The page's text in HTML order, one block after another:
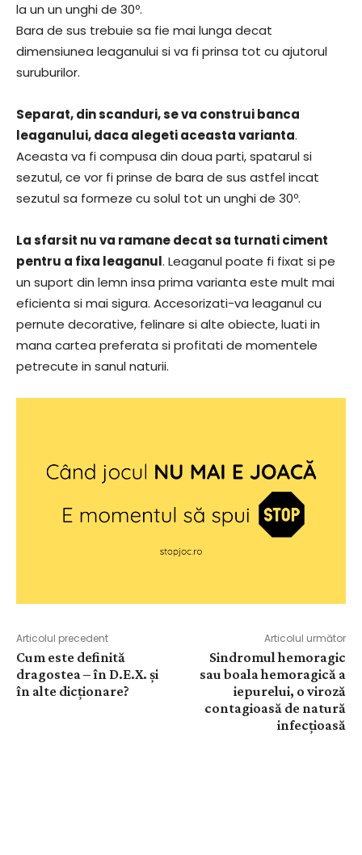
la un un unghi de 30º.
Bara de sus trebuie sa fie mai lunga decat
dimensiunea leaganului si va fi prinsa tot cu ajutorul
suruburilor.
Separat, din scanduri, se va construi banca
leaganului, daca alegeti aceasta varianta.
Aceasta va fi compusa din doua parti, spatarul si
sezutul, ce vor fi prinse de bara de sus astfel incat
sezutul sa formeze cu solul tot un unghi de 30º.
La sfarsit nu va ramane decat sa turnati ciment
pentru a fixa leaganul. Leaganul poate fi fixat si pe
un suport din lemn insa prima varianta este mult mai
eficienta si mai sigura. Accesorizati-va leaganul cu
pernute decorative, felinare si alte obiecte, luati in
mana cartea preferata si profitati de momentele
petrecute in sanul naturii.
Articolul precedent
Cum este definită
dragostea – în D.E.X. și
în alte dicționare?
Articolul următor
Sindromul hemoragic
sau boala hemoragică a
iepurelui, o viroză
contagioasă de natură
infecțioasă